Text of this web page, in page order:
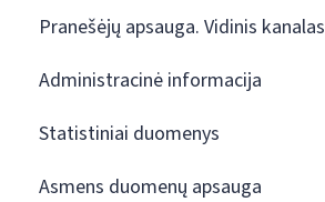
Pranešėjų apsauga. Vidinis kanalas
Administracinė informacija
Statistiniai duomenys
Asmens duomenų apsauga